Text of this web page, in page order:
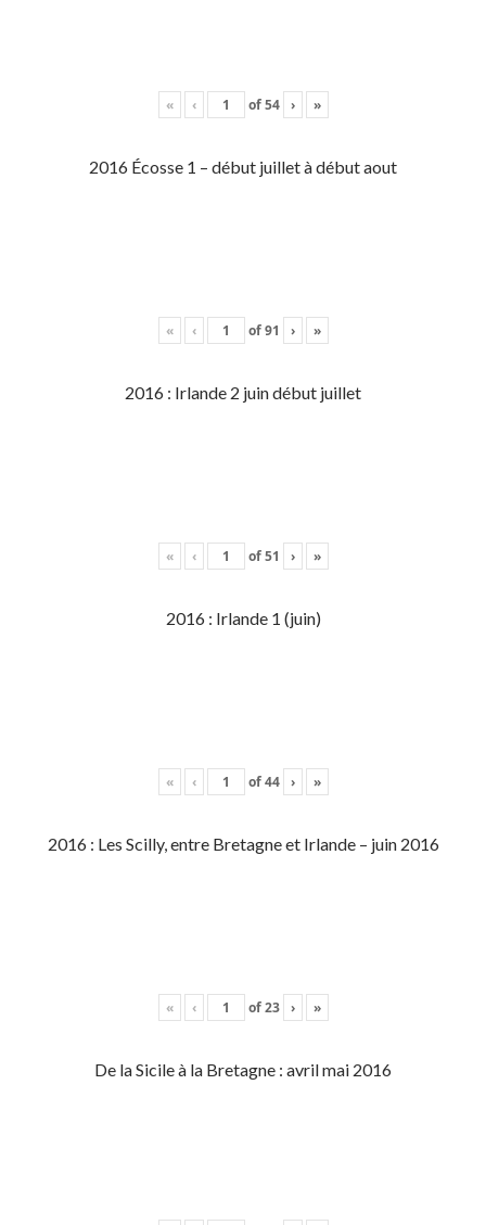
« ‹ of54 › »
2016 Écosse 1 – début juillet à début aout
« ‹ of91 › »
2016 : Irlande 2 juin début juillet
« ‹ of51 › »
2016 : Irlande 1 (juin)
« ‹ of44 › »
2016 : Les Scilly, entre Bretagne et Irlande – juin 2016
« ‹ of23 › »
De la Sicile à la Bretagne : avril mai 2016